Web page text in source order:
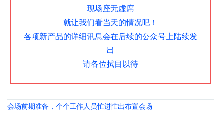
现场座无虚席
就让我们看当天的情况吧！
各项新产品的详细讯息会在后续的公众号上陆续发
出
请各位拭目以待
会场前期准备，个个工作人员忙进忙出布置会场